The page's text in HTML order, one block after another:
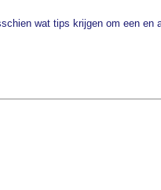
wat tips krijgen om een